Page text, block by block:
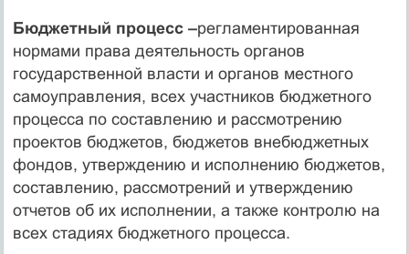
Бюджетный процесс –регламентированная
нормами права деятельность органов
государственной власти и органов местного
самоуправления, всех участников бюджетного
процесса по составлению и рассмотрению
проектов бюджетов, бюджетов внебюджетных
фондов, утверждению и исполнению бюджетов,
составлению, рассмотрений и утверждению
отчетов об их исполнении, а также контролю на
всех стадиях бюджетного процесса.